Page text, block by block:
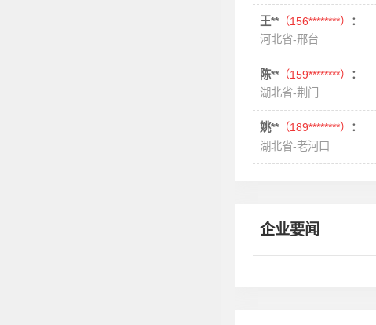
王**（156********）
：
河北省-邢台
陈**（159********）
：
湖北省-荆门
姚**（189********）
：
湖北省-老河口
企业要闻